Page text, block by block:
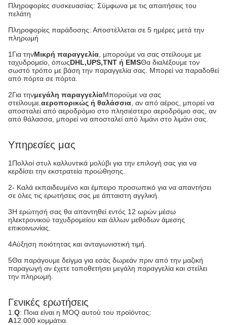
Πληροφορίες συσκευασίας: Σύμφωνα με τις απαιτήσεις του
πελάτη
Πληροφορίες παράδοσης: Αποστέλλεται σε 5 ημέρες μετά την
πληρωμή
1Για τηνΜικρή παραγγελία , μπορούμε να σας στείλουμε με
ταχυδρομείο, όπωςDHL,UPS,TNT ή EMSΘα διαλέξουμε τον
σωστό τρόπο με βάση την παραγγελία σας. Μπορεί να παραδοθεί
από πόρτα σε πόρτα.
2Για τηνμεγάλη παραγγελίαΜπορούμε να σας
στείλουμε. αεροπορικώς ή θαλάσσια , αν από αέρος, μπορεί να
αποσταλεί από αεροδρόμιο στο πλησιέστερο αεροδρόμιο σας, αν
από θάλασσα, μπορεί να αποσταλεί από λιμάνι στο λιμάνι σας.
Υπηρεσίες μας
1Πολλοί στυλ καλλυντικά μολύβι για την επιλογή σας για να
κερδίσει την εκστρατεία προώθησης.
2- Καλά εκπαιδευμένο και έμπειρο προσωπικό για να απαντήσει
σε όλες τις ερωτήσεις σας με άπταιστη αγγλική.
3Η ερώτησή σας θα απαντηθεί εντός 12 ωρών μέσω
ηλεκτρονικού ταχυδρομείου και άλλων μεθόδων άμεσης
επικοινωνίας.
4Αύξηση ποιότητας και ανταγωνιστική τιμή.
5Θα παράγουμε δείγμα για εσάς δωρεάν πριν από την μαζική
παραγωγή αν έχετε τοποθετήσει μεγάλη παραγγελία και στείλει
την πληρωμή.
Γενικές ερωτήσεις
1. Q: Ποια είναι η MOQ αυτού του προϊόντος;
Α12.000 κομμάτια.